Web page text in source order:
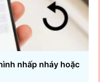
nhấp nháy hoặc